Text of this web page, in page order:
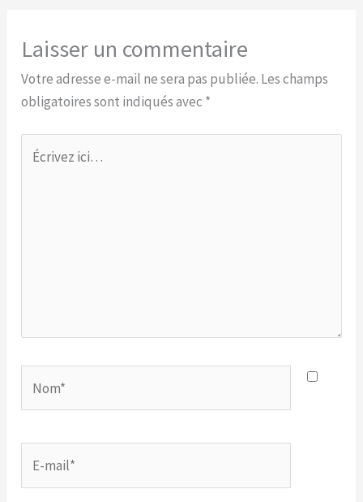
Laisser un commentaire
Votre adresse e-mail ne sera pas publiée. Les champs
obligatoires sont indiqués avec *
Écrivez
ici…
mail*